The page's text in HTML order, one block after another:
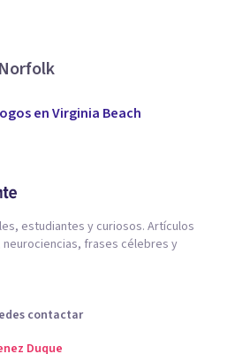
en Virginia Beach
estudiantes y curiosos. Artículos
frases célebres y
contactar
Duque